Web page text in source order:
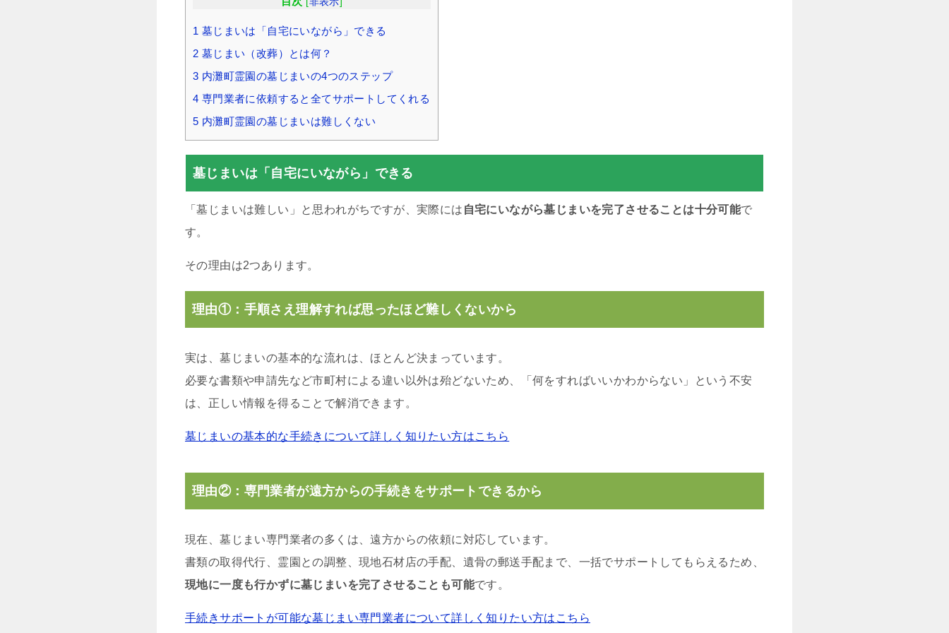
1 墓じまいは「自宅にいながら」できる
2 墓じまい（改葬）とは何？
3 内灘町霊園の墓じまいの4つのステップ
4 専門業者に依頼すると全てサポートしてくれる
5 内灘町霊園の墓じまいは難しくない
墓じまいは「自宅にいながら」できる
「墓じまいは難しい」と思われがちですが、実際には 自宅にいながら墓じまいを完了させることは十分可能で
す。
その理由は2つあります。
理由①：手順さえ理解すれば思ったほど難しくないから
実は、墓じまいの基本的な流れは、ほとんど決まっています。
必要な書類や申請先など市町村による違い以外は殆どないため、「何をすればいいかわからない」という不安
は、正しい情報を得ることで解消できます。
墓じまいの基本的な手続きについて詳しく知りたい方はこちら
理由②：専門業者が遠方からの手続きをサポートできるから
現在、墓じまい専門業者の多くは、遠方からの依頼に対応しています。
書類の取得代行、霊園との調整、現地石材店の手配、遺骨の郵送手配まで、一括でサポートしてもらえるため、
現地に一度も行かずに墓じまいを完了させることも可能です。
手続きサポートが可能な墓じまい専門業者について詳しく知りたい方はこちら